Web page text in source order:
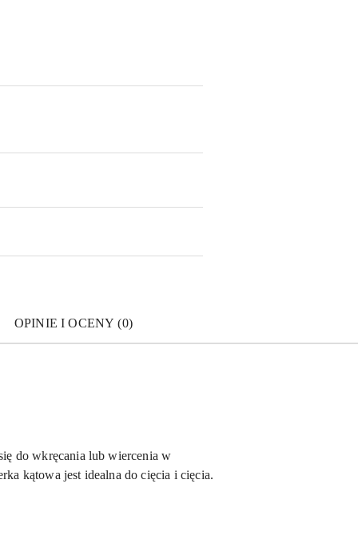
OPINIE I OCENY (0)
do wkręcania lub wiercenia w
kątowa jest idealna do cięcia i cięcia.